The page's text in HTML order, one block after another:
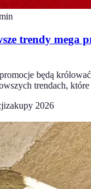
trendy mega
będą
trendach,
zakupy 2026